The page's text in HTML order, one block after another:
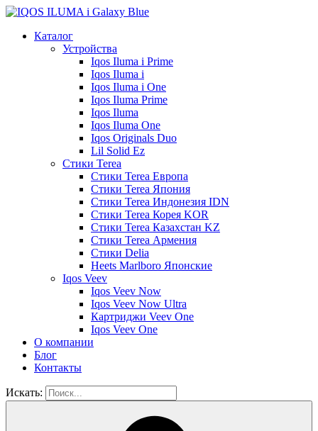
Каталог
Устройства
Iqos Iluma i Prime
Iqos Iluma i
Iqos Iluma i One
Iqos Iluma Prime
Iqos Iluma
Iqos Iluma One
Iqos Originals Duo
Lil Solid Ez
Стики Terea
Cтики Terea Европа
Стики Terea Япония
Стики Terea Индонезия IDN
Стики Terea Корея KOR
Стики Terea Казахстан KZ
Стики Terea Армения
Стики Delia
Heets Marlboro Японские
Iqos Veev
Iqos Veev Now
Iqos Veev Now Ultra
Картриджи Veev One
Iqos Veev One
О компании
Блог
Контакты
Искать: